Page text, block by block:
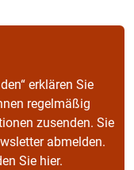
erklären Sie
regelmäßig
zusenden. Sie
abmelden.
Sie hier.